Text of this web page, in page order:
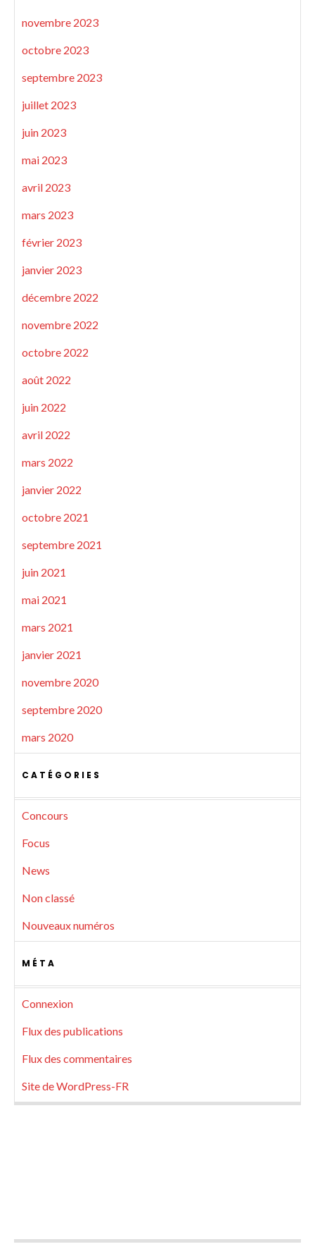
novembre 2023
octobre 2023
septembre 2023
juillet 2023
juin 2023
mai 2023
avril 2023
mars 2023
février 2023
janvier 2023
décembre 2022
novembre 2022
octobre 2022
août 2022
juin 2022
avril 2022
mars 2022
janvier 2022
octobre 2021
septembre 2021
juin 2021
mai 2021
mars 2021
janvier 2021
novembre 2020
septembre 2020
mars 2020
CATÉGORIES
Concours
Focus
News
Non classé
Nouveaux numéros
MÉTA
Connexion
Flux des publications
Flux des commentaires
Site de WordPress-FR